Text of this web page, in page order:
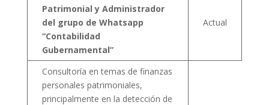
Patrimonial y Administrador
del grupo de Whatsapp
“Contabilidad
Gubernamental”
Actual
Consultoría en temas de finanzas
personales patrimoniales,
principalmente en la detección de